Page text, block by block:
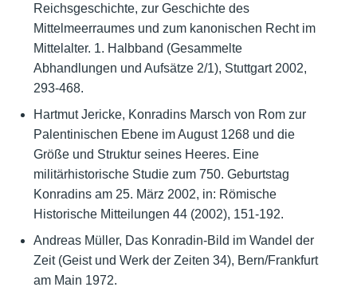
Reichsgeschichte, zur Geschichte des
Mittelmeerraumes und zum kanonischen Recht im
Mittelalter. 1. Halbband (Gesammelte
Abhandlungen und Aufsätze 2/1), Stuttgart 2002,
293-468.
Hartmut Jericke, Konradins Marsch von Rom zur
Palentinischen Ebene im August 1268 und die
Größe und Struktur seines Heeres. Eine
militärhistorische Studie zum 750. Geburtstag
Konradins am 25. März 2002, in: Römische
Historische Mitteilungen 44 (2002), 151-192.
Andreas Müller, Das Konradin-Bild im Wandel der
Zeit (Geist und Werk der Zeiten 34), Bern/Frankfurt
am Main 1972.